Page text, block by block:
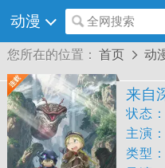
动漫 全网搜索
您所在的位置： 首页  动
来自
状态：
主演：
田村
类型：